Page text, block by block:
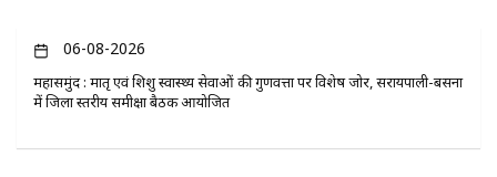
06-08-2026
महासमुंद : मातृ एवं शिशु स्वास्थ्य सेवाओं की गुणवत्ता पर विशेष जोर, सरायपाली-बसना
में जिला स्तरीय समीक्षा बैठक आयोजित